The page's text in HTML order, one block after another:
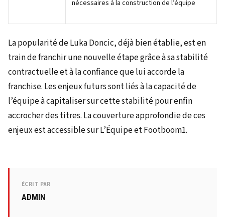
nécessaires à la construction de l’équipe
La popularité de Luka Doncic, déjà bien établie, est en
train de franchir une nouvelle étape grâce à sa stabilité
contractuelle et à la confiance que lui accorde la
franchise. Les enjeux futurs sont liés à la capacité de
l’équipe à capitaliser sur cette stabilité pour enfin
accrocher des titres. La couverture approfondie de ces
enjeux est accessible sur L’Équipe et Footboom1.
ÉCRIT PAR
ADMIN